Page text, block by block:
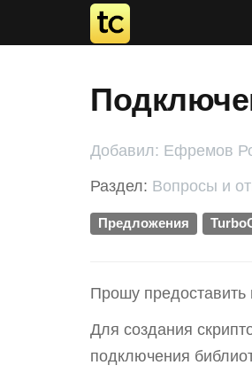
Добавил: Ефремов
Раздел: Вопросы и
Предложения
Прошу предоставить
Для создания
подключения